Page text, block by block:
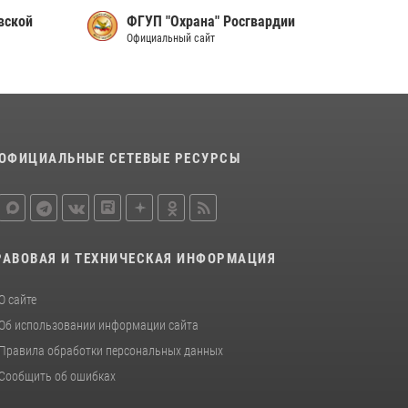
16 июля 2026, 10:24
Сотрудники вневедомственной охраны
ФГУП "Охрана" Росгвардии
Официальный сайт
СЕТЕВЫЕ РЕСУРСЫ
И ТЕХНИЧЕСКАЯ ИНФОРМАЦИЯ
О сайте
Об использовании информации сайта
Правила обработки персональных данных
Сообщить об ошибках